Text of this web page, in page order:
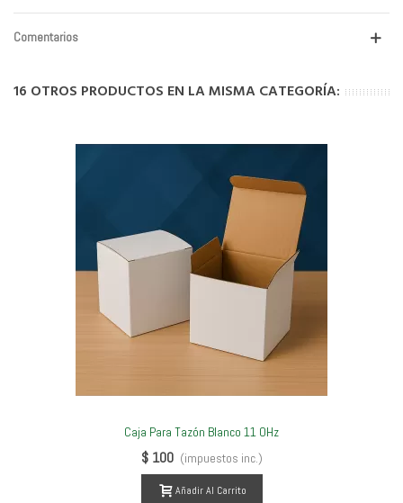
Comentarios
16 OTROS PRODUCTOS EN LA MISMA CATEGORÍA:
Caja Para Tazón Blanco 11 OHz
$ 100 (impuestos inc.)
Añadir Al Carrito